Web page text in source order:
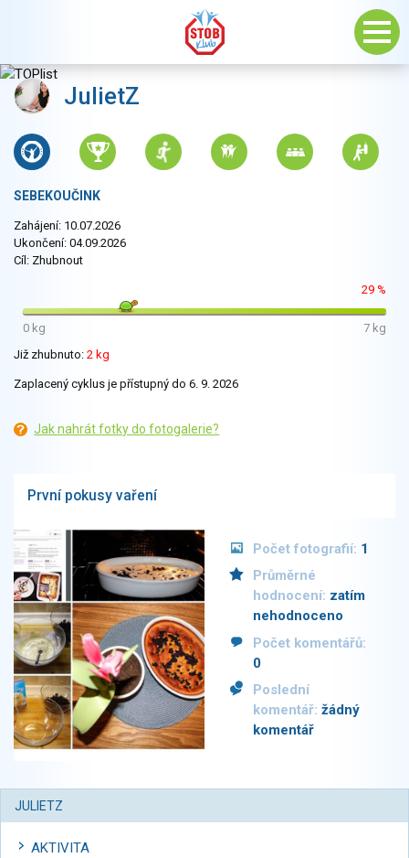
JulietZ
SEBEKOUČINK
Zahájení: 10.07.2026
Ukončení: 04.09.2026
Cíl: Zhubnout
29 %
0 kg
7 kg
Již zhubnuto: 2 kg
Zaplacený cyklus je přístupný do 6. 9. 2026
Jak nahrát fotky do fotogalerie?
První pokusy vaření
Počet fotografií: 1
Průměrné
hodnocení: zatím
nehodnoceno
Počet komentářů:
0
Poslední
komentář: žádný
komentář
JULIETZ
AKTIVITA